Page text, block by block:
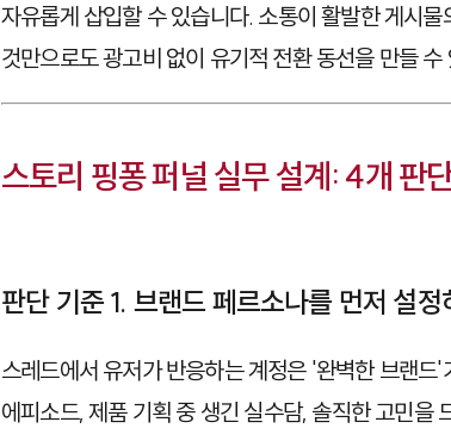
자유롭게 삽입할 수 있습니다. 소통이 활발한 게시
것만으로도 광고비 없이 유기적 전환 동선을 만들 수
스토리 핑퐁 퍼널 실무 설계: 4개 판
판단 기준 1. 브랜드 페르소나를 먼저 설정
스레드에서 유저가 반응하는 계정은 '완벽한 브랜드'
에피소드, 제품 기획 중 생긴 실수담, 솔직한 고민을